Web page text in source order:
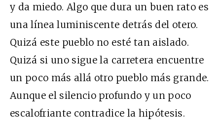
y da miedo. Algo que dura un buen rato es
una línea luminiscente detrás del otero.
Quizá este pueblo no esté tan aislado.
Quizá si uno sigue la carretera encuentre
un poco más allá otro pueblo más grande.
Aunque el silencio profundo y un poco
escalofriante contradice la hipótesis.